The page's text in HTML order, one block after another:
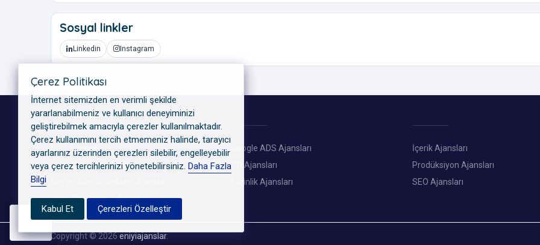
Sosyal linkler
Linkedin Instagram
KATEGORILER
GEO Ajansları
Dijital Reklam Ajansları
Dijital Pazarlama Ajansları
Google ADS Ajansları
PR Ajansları
Etkinlik Ajansları
İçerik Ajansları
Prodüksiyon Ajansları
SEO Ajansları
Copyright © 2026 eniyiajanslar.
Çerez Politikası
İnternet sitemizden en verimli şekilde
yararlanabilmeniz ve kullanıcı deneyiminizi
geliştirebilmek amacıyla çerezler kullanılmaktadır.
Çerez kullanımını tercih etmemeniz halinde, tarayıcı
ayarlarınız üzerinden çerezleri silebilir, engelleyebilir
veya çerez tercihlerinizi yönetebilirsiniz. Daha Fazla
Bilgi
Kabul Et Çerezleri Özelleştir